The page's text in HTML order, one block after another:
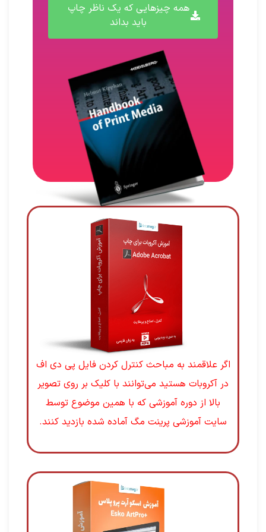
همه چیزهایی که یک ناظر چاپ
باید بداند
اگر علاقمند به مباحث کنترل کردن فایل پی دی اف
در آکروبات هستید می‌توانند با کلیک بر روی تصویر
بالا از دوره آموزشی که با همین موضوع توسط
سایت آموزشی پرینت مگ آماده شده بازدید کنند.